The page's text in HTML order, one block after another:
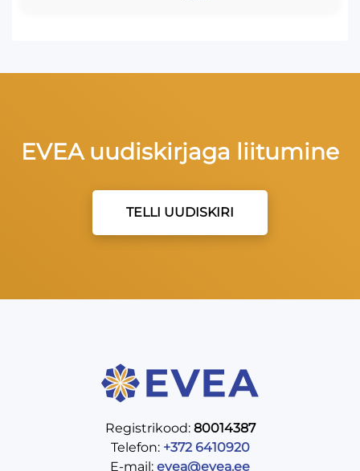
EVEA uudiskirjaga liitumine
TELLI UUDISKIRI
Registrikood: 80014387
Telefon: +372 6410920
E-mail: evea@evea.ee